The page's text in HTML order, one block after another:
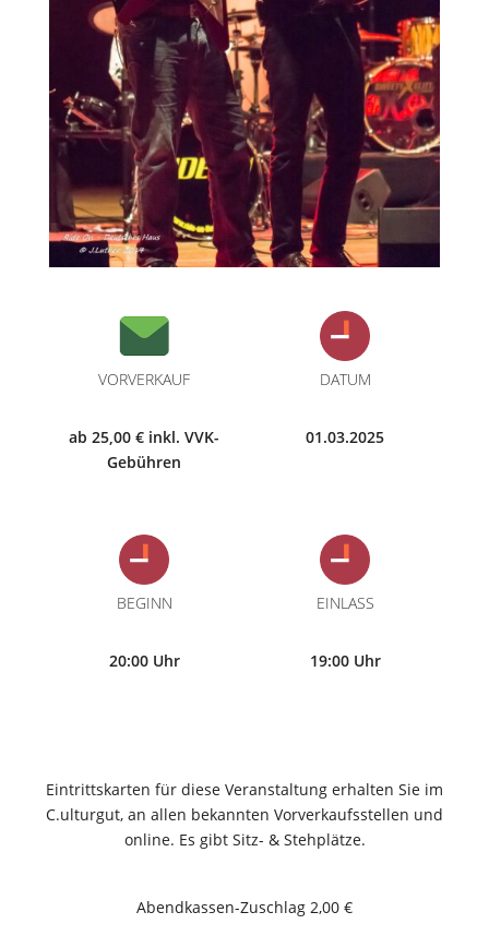
VORVERKAUF
ab 25,00 € inkl. VVK-
Gebühren
DATUM
01.03.2025
BEGINN
20:00 Uhr
EINLASS
19:00 Uhr
Eintrittskarten für diese Veranstaltung erhalten Sie im
C.ulturgut, an allen bekannten Vorverkaufsstellen und
online. Es gibt Sitz- & Stehplätze.
Abendkassen-Zuschlag 2,00 €